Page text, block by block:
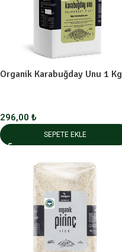
Organik Karabuğday Unu 1 Kg
296,00 ₺
SEPETE EKLE